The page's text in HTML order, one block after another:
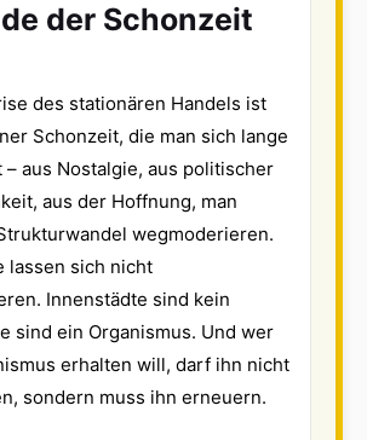
der Schonzeit
des stationären Handels ist
Schonzeit, die man sich lange
– aus Nostalgie, aus politischer
aus der Hoffnung, man
wegmoderieren.
lassen sich nicht
Innenstädte sind kein
sind ein Organismus. Und wer
erhalten will, darf ihn nicht
sondern muss ihn erneuern.